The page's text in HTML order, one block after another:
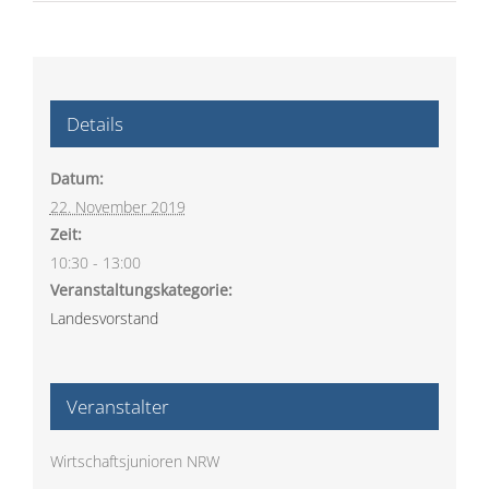
Details
Datum:
22. November 2019
Zeit:
10:30 - 13:00
Veranstaltungskategorie:
Landesvorstand
Veranstalter
Wirtschaftsjunioren NRW